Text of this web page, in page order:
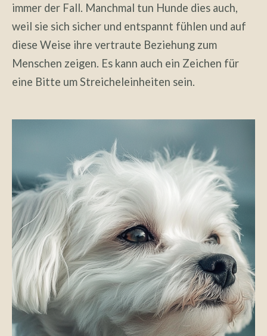
immer der Fall. Manchmal tun Hunde dies auch,
weil sie sich sicher und entspannt fühlen und auf
diese Weise ihre vertraute Beziehung zum
Menschen zeigen. Es kann auch ein Zeichen für
eine Bitte um Streicheleinheiten sein.